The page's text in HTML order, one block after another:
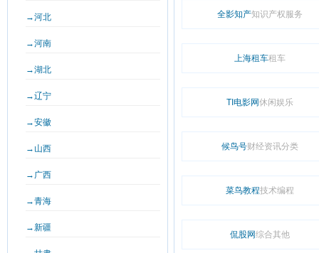
全影知产知识产权服务
上海租车租车
TI电影网休闲娱乐
候鸟号财经资讯分类
菜鸟教程技术编程
侃股网综合其他
→河北
→河南
→湖北
→辽宁
→安徽
→山西
→广西
→青海
→新疆